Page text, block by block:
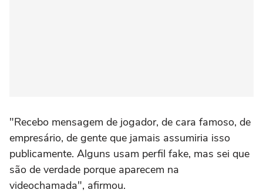
"Recebo mensagem de jogador, de cara famoso, de
empresário, de gente que jamais assumiria isso
publicamente. Alguns usam perfil fake, mas sei que
são de verdade porque aparecem na
videochamada", afirmou.